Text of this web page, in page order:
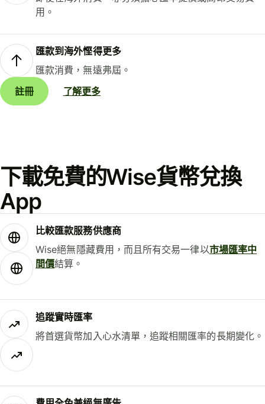
用。
匯款到海外慳得更多
匯款消費，無遠弗屆。
註冊
了解更多
下載免費的Wise貨幣兌換
App
比較匯款服務供應商
Wise絕無隱藏費用，而且所有交易一律以市場匯率中
間價結算。
追蹤實時匯率
將首選貨幣加入心水清單，追蹤相關匯率的長期變化。